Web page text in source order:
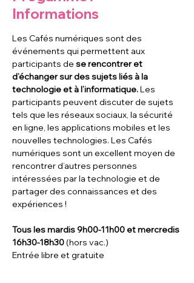
Informations
Les Cafés numériques sont des
événements qui permettent aux
participants de se rencontrer et
d’échanger sur des sujets liés à la
technologie et à l’informatique. Les
participants peuvent discuter de sujets
tels que les réseaux sociaux, la sécurité
en ligne, les applications mobiles et les
nouvelles technologies. Les Cafés
numériques sont un excellent moyen de
rencontrer d’autres personnes
intéressées par la technologie et de
partager des connaissances et des
expériences !
Tous les mardis 9h00-11h00 et mercredis
16h30-18h30 (hors vac.)
Entrée libre et gratuite